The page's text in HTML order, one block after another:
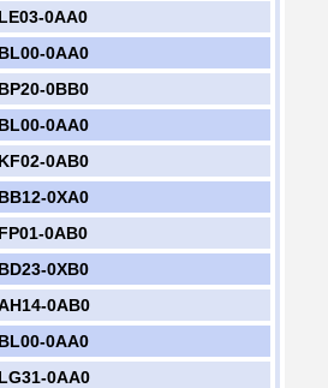
0AA0
0AA0
0BB0
0AA0
0AB0
0XA0
0AB0
0XB0
0AB0
0AA0
0AA0